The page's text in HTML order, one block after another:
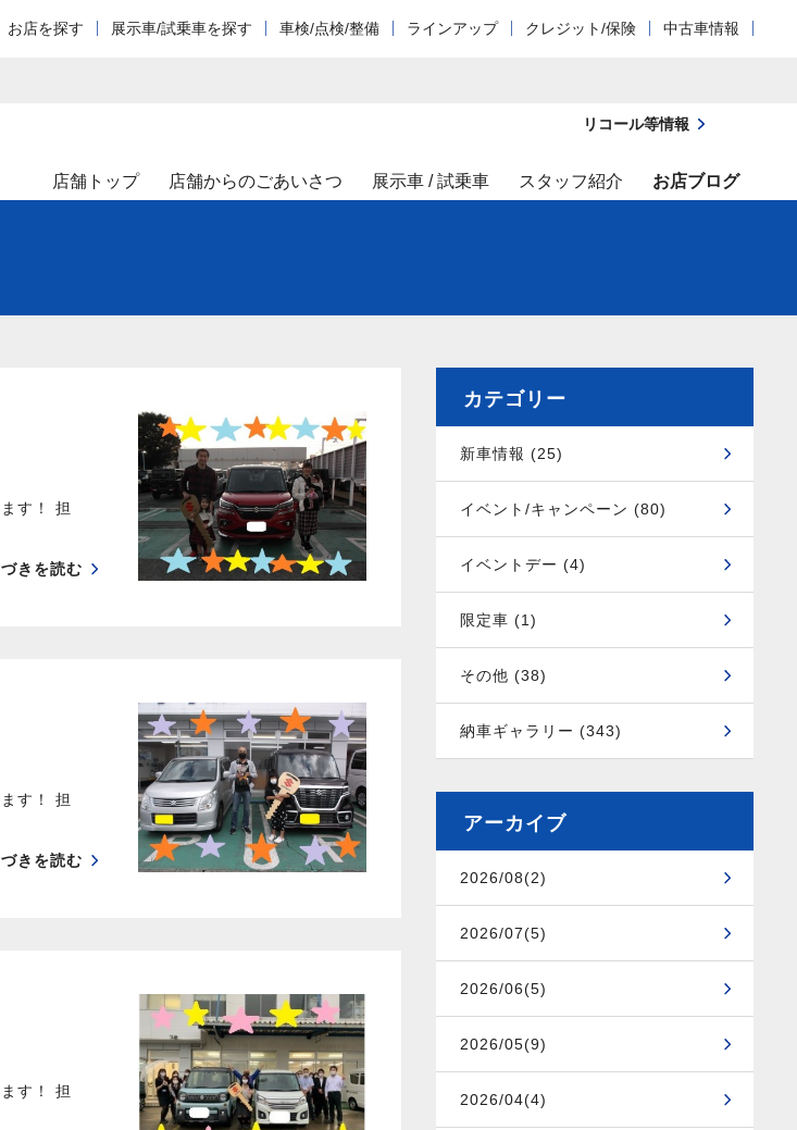
お店を探す 展示車/試乗車を探す 車検/点検/整備 ラインアップ クレジット/保険 中古車情報
店舗トップ 店舗からのごあいさつ 展示車 / 試乗車 スタッフ紹介 お店ブログ
リコール等情報
す！ 担
きを読む
す！ 担
きを読む
す！ 担
カテゴリー
新車情報 (25)
イベント/キャンペーン (80)
イベントデー (4)
限定車 (1)
その他 (38)
納車ギャラリー (343)
アーカイブ
2026/08(2)
2026/07(5)
2026/06(5)
2026/05(9)
2026/04(4)